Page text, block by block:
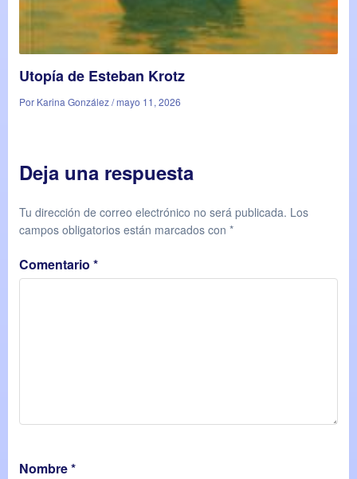
Utopía de Esteban Krotz
Por Karina González / mayo 11, 2026
Deja una respuesta
Tu dirección de correo electrónico no será publicada. Los
campos obligatorios están marcados con *
Comentario *
Nombre*